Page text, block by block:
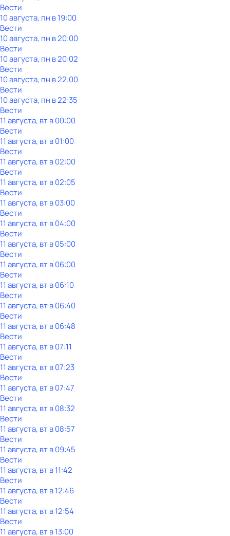
Вести
10 августа, пн в 19:00
Вести
10 августа, пн в 20:00
Вести
10 августа, пн в 20:02
Вести
10 августа, пн в 22:00
Вести
10 августа, пн в 22:35
Вести
11 августа, вт в 00:00
Вести
11 августа, вт в 01:00
Вести
11 августа, вт в 02:00
Вести
11 августа, вт в 02:05
Вести
11 августа, вт в 03:00
Вести
11 августа, вт в 04:00
Вести
11 августа, вт в 05:00
Вести
11 августа, вт в 06:00
Вести
11 августа, вт в 06:10
Вести
11 августа, вт в 06:40
Вести
11 августа, вт в 06:48
Вести
11 августа, вт в 07:11
Вести
11 августа, вт в 07:23
Вести
11 августа, вт в 07:47
Вести
11 августа, вт в 08:32
Вести
11 августа, вт в 08:57
Вести
11 августа, вт в 09:45
Вести
11 августа, вт в 11:42
Вести
11 августа, вт в 12:46
Вести
11 августа, вт в 12:54
Вести
11 августа, вт в 13:00